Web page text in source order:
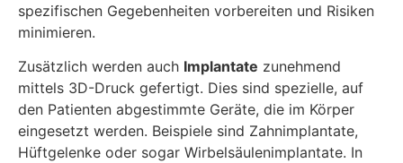
spezifischen Gegebenheiten vorbereiten und Risiken
minimieren.
Zusätzlich werden auch Implantate zunehmend
mittels 3D-Druck gefertigt. Dies sind spezielle, auf
den Patienten abgestimmte Geräte, die im Körper
eingesetzt werden. Beispiele sind Zahnimplantate,
Hüftgelenke oder sogar Wirbelsäulenimplantate. In